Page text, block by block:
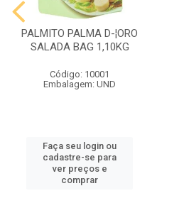
PALMITO PALMA D-¦ORO
SALADA BAG 1,10KG
Código: 10001
Embalagem: UND
Faça seu login ou
cadastre-se para
ver preços e
comprar